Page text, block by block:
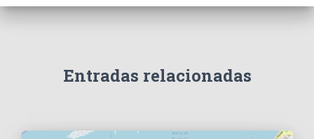
Entradas relacionadas